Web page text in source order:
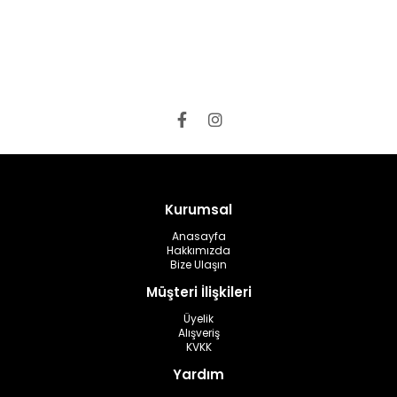
Kurumsal
Anasayfa
Hakkımızda
Bize Ulaşın
Müşteri İlişkileri
Üyelik
Alışveriş
KVKK
Yardım